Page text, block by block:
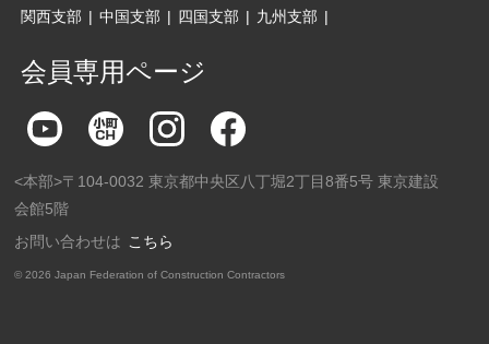
関西支部 | 中国支部 | 四国支部 | 九州支部 |
会員専用ページ
<本部>〒104-0032 東京都中央区八丁堀2丁目8番5号 東京建設
会館5階
お問い合わせは こちら
©2026 Japan Federation of Construction Contractors